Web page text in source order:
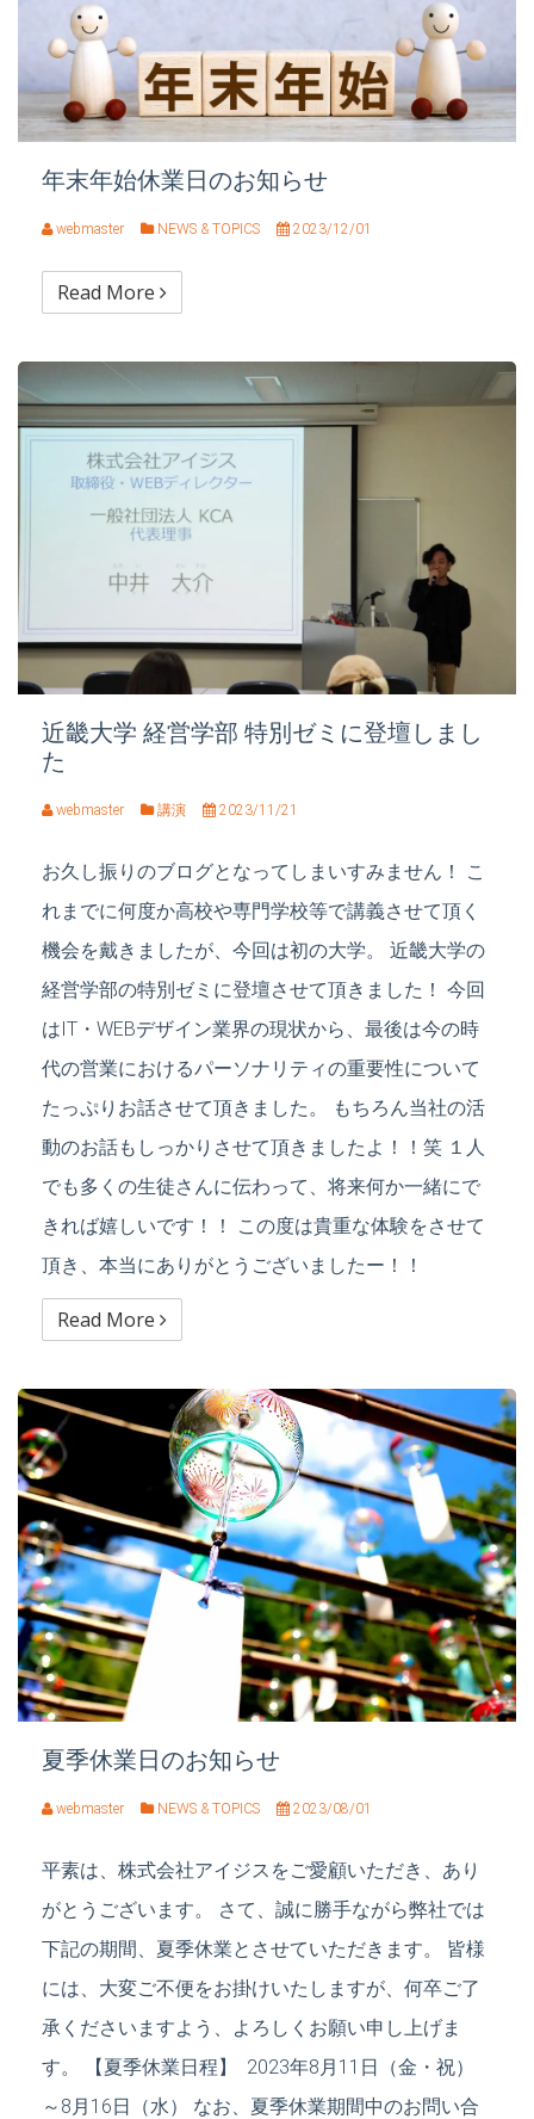
年末年始休業日のお知らせ
webmaster NEWS & TOPICS 2023/12/01
Read More
近畿大学 経営学部 特別ゼミに登壇しまし
た
webmaster 講演 2023/11/21
お久し振りのブログとなってしまいすみません！ こ
れまでに何度か高校や専門学校等で講義させて頂く
機会を戴きましたが、今回は初の大学。 近畿大学の
経営学部の特別ゼミに登壇させて頂きました！ 今回
はIT・WEBデザイン業界の現状から、最後は今の時
代の営業におけるパーソナリティの重要性について
たっぷりお話させて頂きました。 もちろん当社の活
動のお話もしっかりさせて頂きましたよ！！笑 １人
でも多くの生徒さんに伝わって、将来何か一緒にで
きれば嬉しいです！！ この度は貴重な体験をさせて
頂き、本当にありがとうございましたー！！
Read More
夏季休業日のお知らせ
webmaster NEWS & TOPICS 2023/08/01
平素は、株式会社アイジスをご愛顧いただき、あり
がとうございます。 さて、誠に勝手ながら弊社では
下記の期間、夏季休業とさせていただきます。 皆様
には、大変ご不便をお掛けいたしますが、何卒ご了
承くださいますよう、よろしくお願い申し上げま
す。 【夏季休業日程】 2023年8月11日（金・祝）
～8月16日（水） なお、夏季休業期間中のお問い合